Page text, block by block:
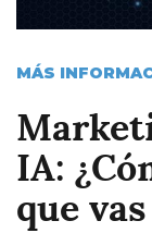
MÁS
IA:
que